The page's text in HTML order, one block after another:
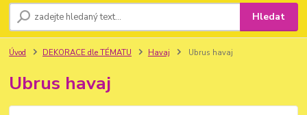
Hledat
Úvod DEKORACE dle TÉMATU Havaj Ubrus havaj
Ubrus havaj